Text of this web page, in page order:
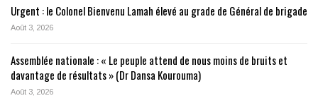
Urgent : le Colonel Bienvenu Lamah élevé au grade de Général de brigade
Août 3, 2026
Assemblée nationale : « Le peuple attend de nous moins de bruits et
davantage de résultats » (Dr Dansa Kourouma)
Août 3, 2026